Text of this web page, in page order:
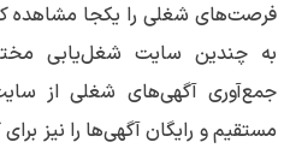
فرصت‌های شغلی را یکجا مشاهده
به چندین سایت شغل‌یابی
جمع‌آوری آگهی‌های شغلی از
مستقیم و رایگان آگهی‌ها را نیز